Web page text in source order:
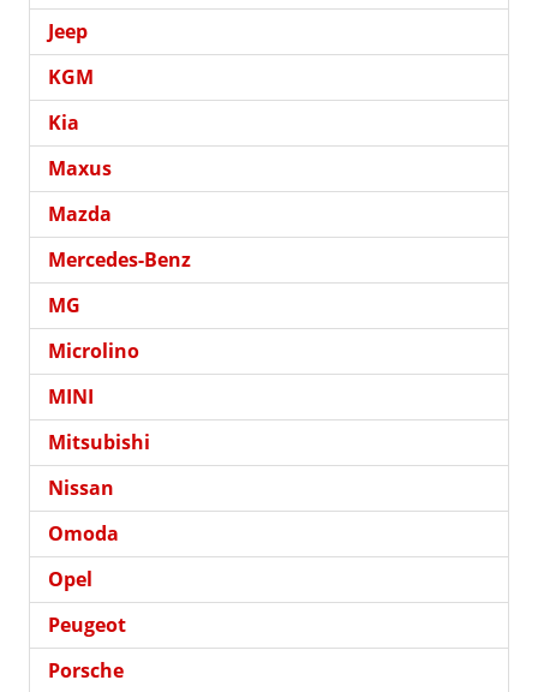
Jeep
KGM
Kia
Maxus
Mazda
Mercedes-Benz
MG
Microlino
MINI
Mitsubishi
Nissan
Omoda
Opel
Peugeot
Porsche